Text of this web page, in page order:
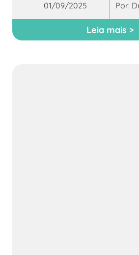
01/09/2025 Por:
Leia mais >